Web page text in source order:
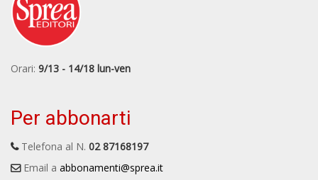
Orari: 9/13 - 14/18 lun-ven
Per abbonarti
Telefona al N. 02 87168197
Email a abbonamenti@sprea.it